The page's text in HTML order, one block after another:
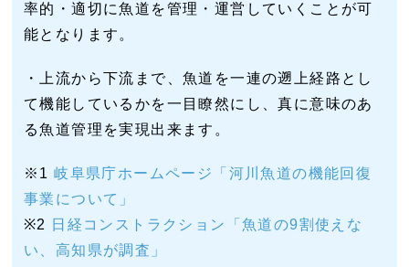
率的・適切に魚道を管理・運営していくことが可
能となります。
・上流から下流まで、魚道を一連の遡上経路とし
て機能しているかを一目瞭然にし、真に意味のあ
る魚道管理を実現出来ます。
※1岐阜県庁ホームページ「河川魚道の機能回復
事業について」
※2
日経コンストラクション「魚道の9割使えな
い、高知県が調査」